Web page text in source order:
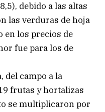
debido a las altas
las verduras de hoja
en los precios de
fue para los de
del campo a la
frutas y hortalizas
se multiplicaron por